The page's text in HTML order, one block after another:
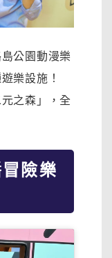
公園動漫樂
樂設施！
之森」，全
險樂